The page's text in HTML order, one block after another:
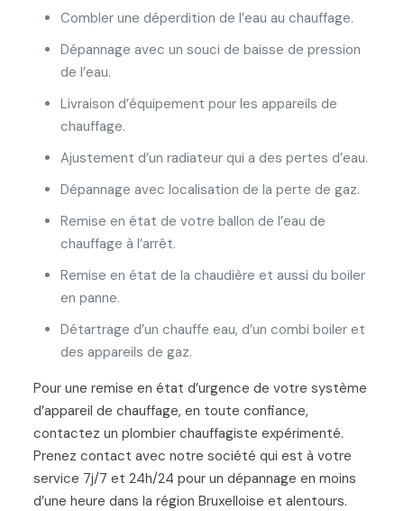
Combler une déperdition de l’eau au chauffage.
Dépannage avec un souci de baisse de pression
de l’eau.
Livraison d’équipement pour les appareils de
chauffage.
Ajustement d’un radiateur qui a des pertes d’eau.
Dépannage avec localisation de la perte de gaz.
Remise en état de votre ballon de l’eau de
chauffage à l’arrêt.
Remise en état de la chaudière et aussi du boiler
en panne.
Détartrage d’un chauffe eau, d’un combi boiler et
des appareils de gaz.
Pour une remise en état d’urgence de votre système
d’appareil de chauffage, en toute confiance,
contactez un plombier chauffagiste expérimenté.
Prenez contact avec notre société qui est à votre
service 7j/7 et 24h/24 pour un dépannage en moins
d’une heure dans la région Bruxelloise et alentours.